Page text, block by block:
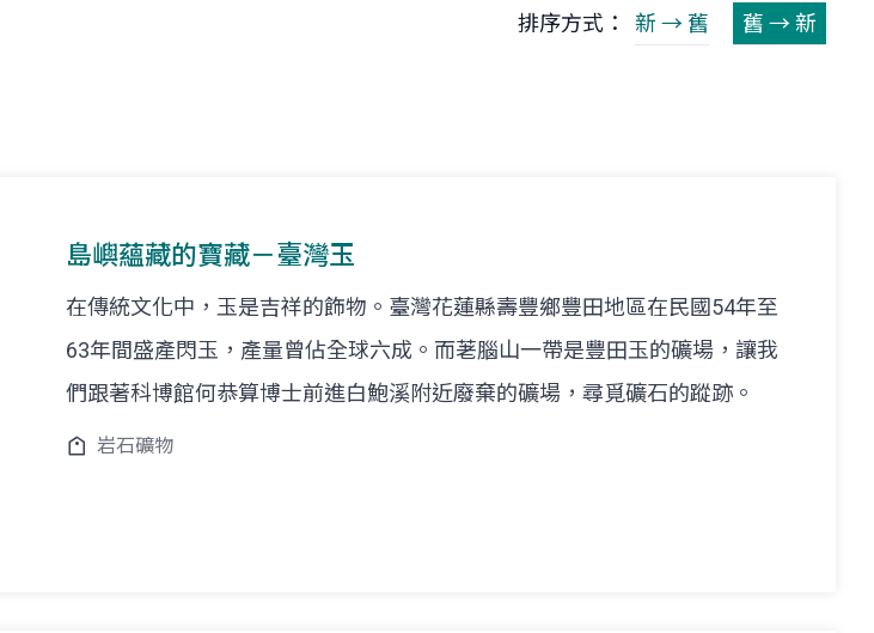
排序方式： 新 → 舊 舊 → 新
島嶼蘊藏的寶藏－臺灣玉
在傳統文化中，玉是吉祥的飾物。臺灣花蓮縣壽豐鄉豐田地區在民國54年至
63年間盛產閃玉，產量曾佔全球六成。而荖腦山一帶是豐田玉的礦場，讓我
們跟著科博館何恭算博士前進白鮑溪附近廢棄的礦場，尋覓礦石的蹤跡。
岩石礦物